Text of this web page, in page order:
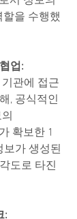
을 수행했
업:
관에 접근
, 공식적인
확보한 1
보가 생성된
도로 타진
: